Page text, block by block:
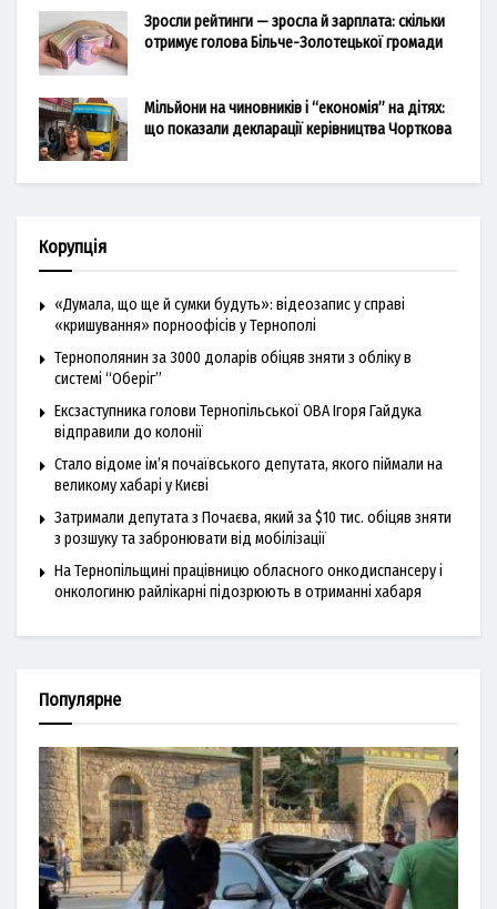
Зросли рейтинги — зросла й зарплата: скільки
отримує голова Більче-Золотецької громади
Мільйони на чиновників і “економія” на дітях:
що показали декларації керівництва Чорткова
Корупція
«Думала, що ще й сумки будуть»: відеозапис у справі
«кришування» порноофісів у Тернополі
Тернополянин за 3000 доларів обіцяв зняти з обліку в
системі “Оберіг”
Ексзаступника голови Тернопільської ОВА Ігоря Гайдука
відправили до колонії
Стало відоме ім’я почаївського депутата, якого піймали на
великому хабарі у Києві
Затримали депутата з Почаєва, який за $10 тис. обіцяв зняти
з розшуку та забронювати від мобілізації
На Тернопільщині працівницю обласного онкодиспансеру і
онкологиню райлікарні підозрюють в отриманні хабаря
Популярне